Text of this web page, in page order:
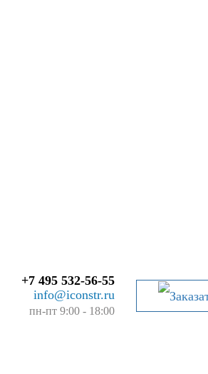
+7 495 532-56-55
info@iconstr.ru
пн-пт 9:00 - 18:00